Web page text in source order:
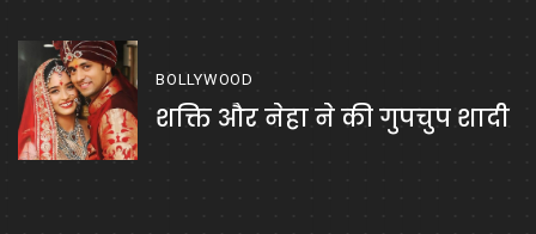
BOLLYWOOD
शक्ति और नेहा ने की गुपचुप शादी